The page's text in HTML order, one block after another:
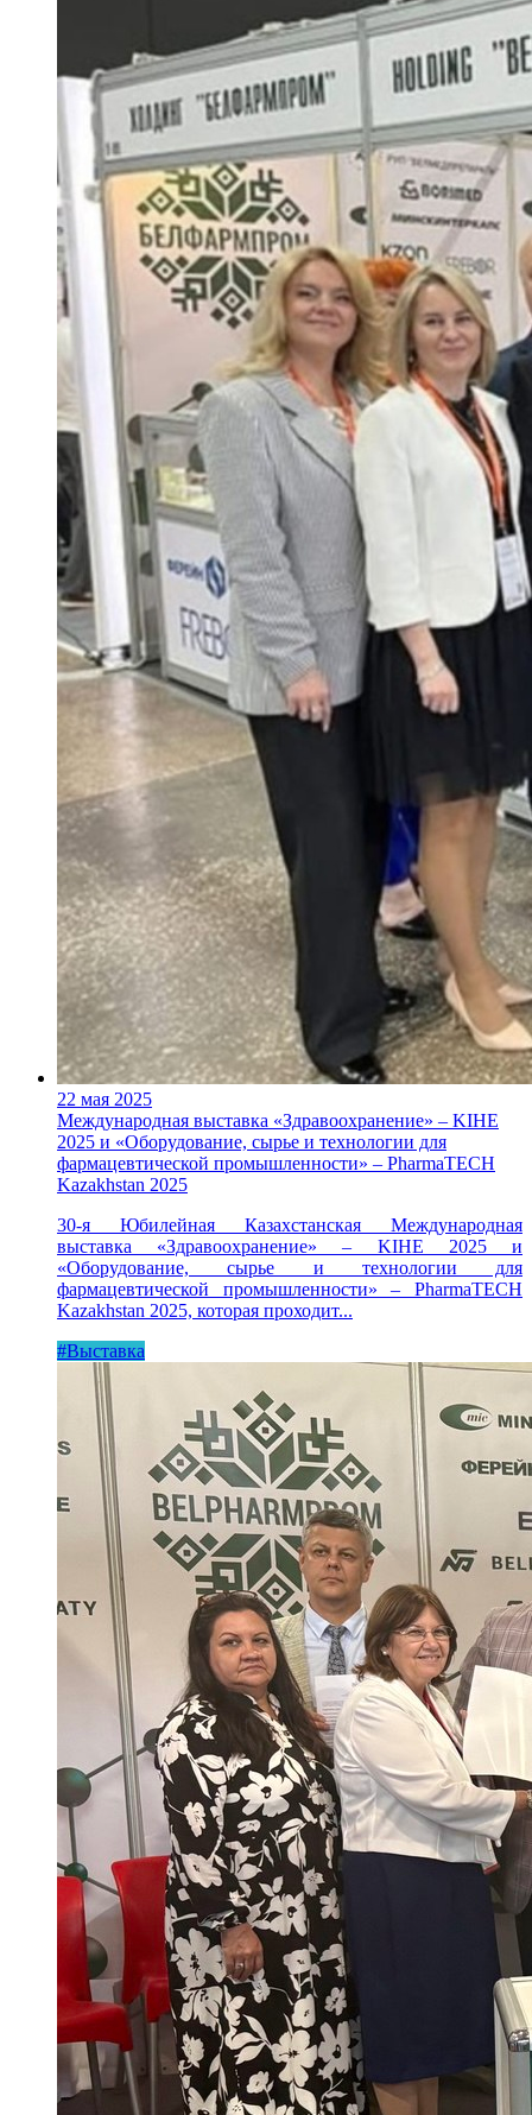
22 мая 2025
Международная выставка «Здравоохранение» – KIHE
2025 и «Оборудование, сырье и технологии для
фармацевтической промышленности» – PharmaTECH
Kazakhstan 2025
30-я Юбилейная Казахстанская Международная
выставка «Здравоохранение» – KIHE 2025 и
«Оборудование, сырье и технологии для
фармацевтической промышленности» – PharmaTECH
Kazakhstan 2025, которая проходит...
#Выставка